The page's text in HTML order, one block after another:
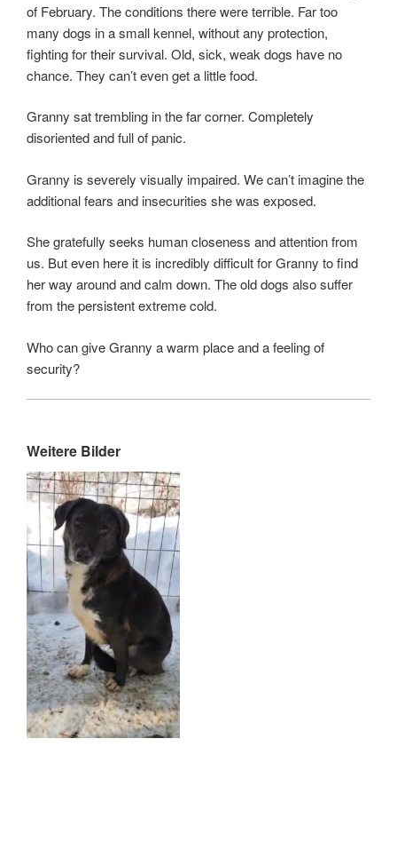
of February. The conditions there were terrible. Far too
many dogs in a small kennel, without any protection,
fighting for their survival. Old, sick, weak dogs have no
chance. They can’t even get a little food.
Granny sat trembling in the far corner. Completely
disoriented and full of panic.
Granny is severely visually impaired. We can’t imagine the
additional fears and insecurities she was exposed.
She gratefully seeks human closeness and attention from
us. But even here it is incredibly difficult for Granny to find
her way around and calm down. The old dogs also suffer
from the persistent extreme cold.
Who can give Granny a warm place and a feeling of
security?
Weitere Bilder